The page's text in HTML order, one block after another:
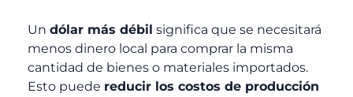
Un dólar más débil significa que se necesitará
menos dinero local para comprar la misma
cantidad de bienes o materiales importados.
Esto puede reducir los costos de producción